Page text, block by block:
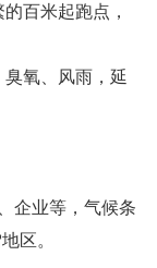
百米起跑点，
氧、风雨，延
企业等，气候条
区。